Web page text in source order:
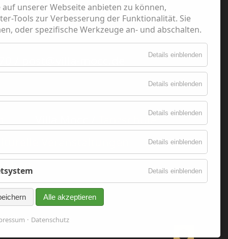
/ post@villa-mocc.de
Tanzschule
Shop
unserer Webseite anbieten zu können,
Tools zur Verbesserung der Funktionalität. Sie
oder spezifische Werkzeuge an- und abschalten.
Details einblenden
Details einblenden
Details einblenden
Details einblenden
Details einblenden
Alle akzeptieren
Datenschutz